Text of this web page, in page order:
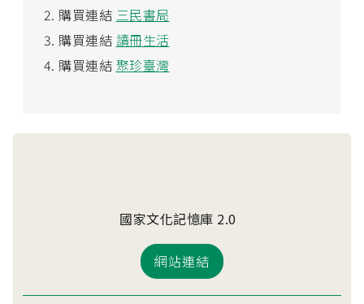
購買連結 三民書局
購買連結 讀冊生活
購買連結 聚珍臺灣
國家文化記憶庫 2.0
網站連結